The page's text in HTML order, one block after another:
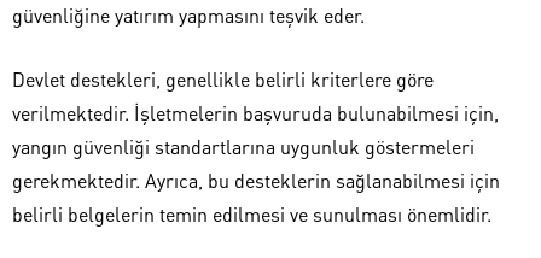
güvenliğine yatırım yapmasını teşvik eder.
Devlet destekleri, genellikle belirli kriterlere göre
verilmektedir. İşletmelerin başvuruda bulunabilmesi için,
yangın güvenliği standartlarına uygunluk göstermeleri
gerekmektedir. Ayrıca, bu desteklerin sağlanabilmesi için
belirli belgelerin temin edilmesi ve sunulması önemlidir.